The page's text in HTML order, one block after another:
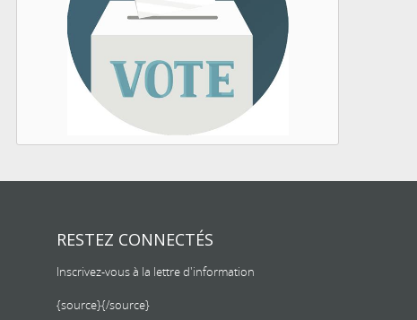
RESTEZ CONNECTÉS
Inscrivez-vous à la lettre d'information
{source}{/source}